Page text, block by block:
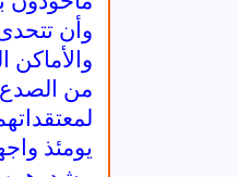
وأن
والأماكن
من الصدع
يومئذ